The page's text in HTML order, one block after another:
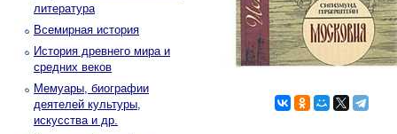
литература
Всемирная история
История древнего мира и
средних веков
Мемуары, биографии
деятелей культуры,
искусства и др.